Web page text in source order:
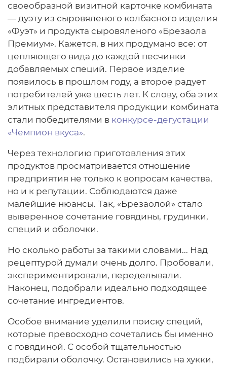
своеобразной визитной карточке комбината
— дуэту из сыровяленого колбасного изделия
«Фуэт» и продукта сыровяленого «Брезаола
Премиум». Кажется, в них продумано все: от
цепляющего вида до каждой песчинки
добавляемых специй. Первое изделие
появилось в прошлом году, а второе радует
потребителей уже шесть лет. К слову, оба этих
элитных представителя продукции комбината
стали победителями в конкурсе-дегустации
«Чемпион вкуса».
Через технологию приготовления этих
продуктов просматривается отношение
предприятия не только к вопросам качества,
но и к репутации. Соблюдаются даже
малейшие нюансы. Так, «Брезаолой» стало
выверенное сочетание говядины, грудинки,
специй и оболочки.
Но сколько работы за такими словами... Над
рецептурой думали очень долго. Пробовали,
экспериментировали, переделывали.
Наконец, подобрали идеально подходящее
сочетание ингредиентов.
Особое внимание уделили поиску специй,
которые превосходно сочетались бы именно
с говядиной. С особой тщательностью
подбирали оболочку. Остановились на хукки,